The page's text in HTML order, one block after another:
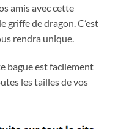
amis avec cette
griffe de dragon. C’est
rendra unique.
bague est facilement
les tailles de vos